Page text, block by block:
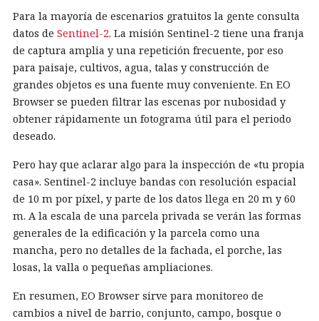
Para la mayoría de escenarios gratuitos la gente consulta
datos de Sentinel-2. La misión Sentinel-2 tiene una franja
de captura amplia y una repetición frecuente, por eso
para paisaje, cultivos, agua, talas y construcción de
grandes objetos es una fuente muy conveniente. En EO
Browser se pueden filtrar las escenas por nubosidad y
obtener rápidamente un fotograma útil para el periodo
deseado.
Pero hay que aclarar algo para la inspección de «tu propia
casa». Sentinel-2 incluye bandas con resolución espacial
de 10 m por píxel, y parte de los datos llega en 20 m y 60
m. A la escala de una parcela privada se verán las formas
generales de la edificación y la parcela como una
mancha, pero no detalles de la fachada, el porche, las
losas, la valla o pequeñas ampliaciones.
En resumen, EO Browser sirve para monitoreo de
cambios a nivel de barrio, conjunto, campo, bosque o